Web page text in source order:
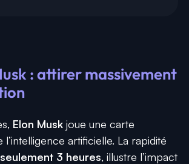
: attirer massivement
Elon Musk joue une carte
artificielle. La rapidité
3 heures, illustre l’impact